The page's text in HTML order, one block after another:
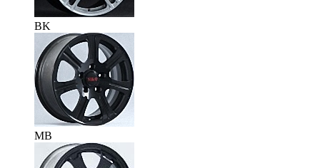
BK
MB